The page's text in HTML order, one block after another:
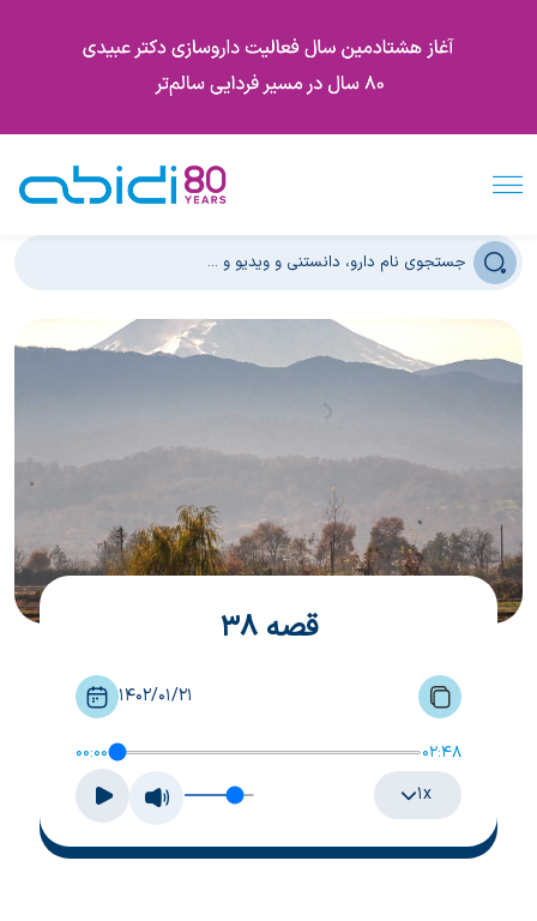
قصه 38
1402/01/21
00:00
02:48
۱x